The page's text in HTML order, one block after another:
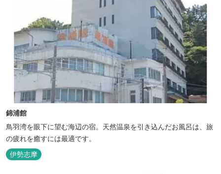
錦浦館
鳥羽湾を眼下に望む海辺の宿。天然温泉を引き込んだお風呂は、旅
の疲れを癒すには最適です。
伊勢志摩